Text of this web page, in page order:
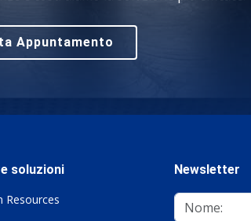
Appuntamento
soluzioni
Resources
Newsletter